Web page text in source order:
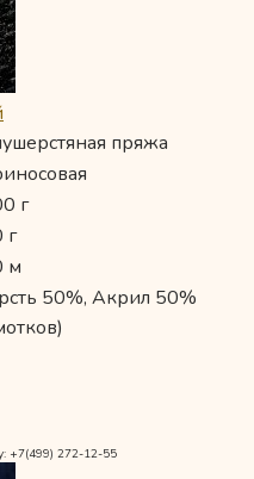
пряжа
г
г
м
50%, Акрил 50%
+7(499) 272-12-55